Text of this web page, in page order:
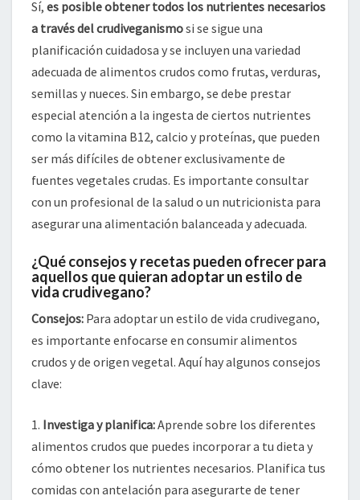
Sí, es posible obtener todos los nutrientes necesarios
a través del crudiveganismosi se sigue una
planificación cuidadosa y se incluyen una variedad
adecuada de alimentos crudos como frutas, verduras,
semillas y nueces. Sin embargo, se debe prestar
especial atención a la ingesta de ciertos nutrientes
como la vitamina B12, calcio y proteínas, que pueden
ser más difíciles de obtener exclusivamente de
fuentes vegetales crudas. Es importante consultar
con un profesional de la salud o un nutricionista para
asegurar una alimentación balanceada y adecuada.
¿Qué consejos y recetas pueden ofrecer para
aquellos que quieran adoptar un estilo de
vida crudivegano?
Consejos: Para adoptar un estilo de vida crudivegano,
es importante enfocarse en consumir alimentos
crudos y de origen vegetal. Aquí hay algunos consejos
clave:
1. Investiga y planifica:Aprende sobre los diferentes
alimentos crudos que puedes incorporar a tu dieta y
cómo obtener los nutrientes necesarios. Planifica tus
comidas con antelación para asegurarte de tener